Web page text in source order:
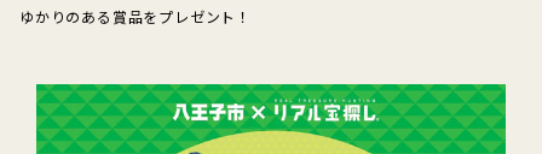
ゆかりのある賞品をプレゼント！